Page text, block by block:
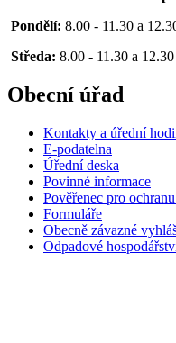
Pondělí: 8.00 - 11.30 a
Středa: 8.00 - 11.30 a
Obecní úřad
Kontakty a úřední
E-podatelna
Úřední deska
Povinné informace
Pověřenec pro
Formuláře
Obecně závazné
Odpadové